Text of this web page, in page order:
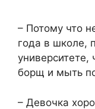
– Потому что
года в школе,
университете,
борщ и мыть
– Девочка